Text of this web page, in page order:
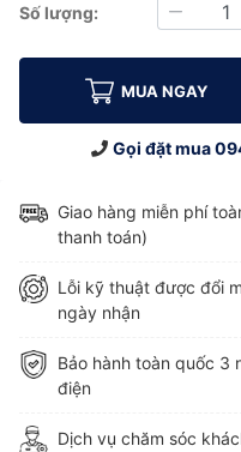
Số lượng:
Giảm
MUA NGAY
Gọi đặt mua
Giao hàng miễn phí
thanh toán)
Lỗi kỹ thuật được đổi
ngày nhận
Bảo hành toàn quốc 3
điện
Dịch vụ chăm sóc